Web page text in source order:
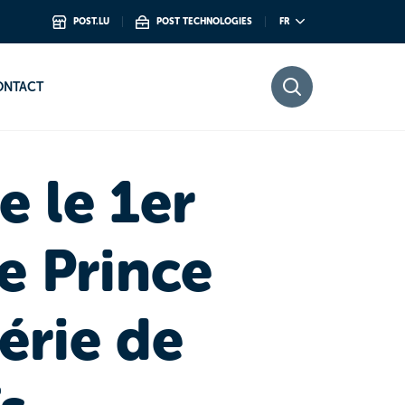
POST.LU POST TECHNOLOGIES FR
le 1er
Prince
de